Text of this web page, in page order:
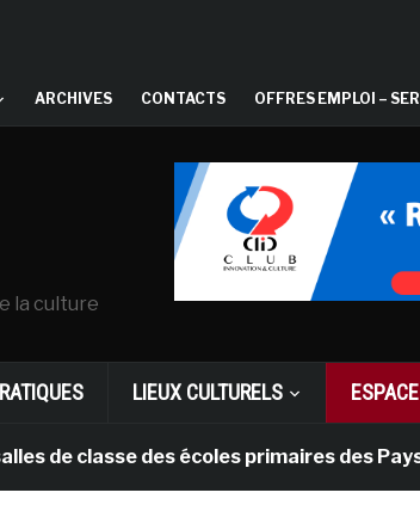
ARCHIVES CONTACTS OFFRES EMPLOI –
la culture
LIEUX CULTURELS
des écoles primaires des Pays-bas